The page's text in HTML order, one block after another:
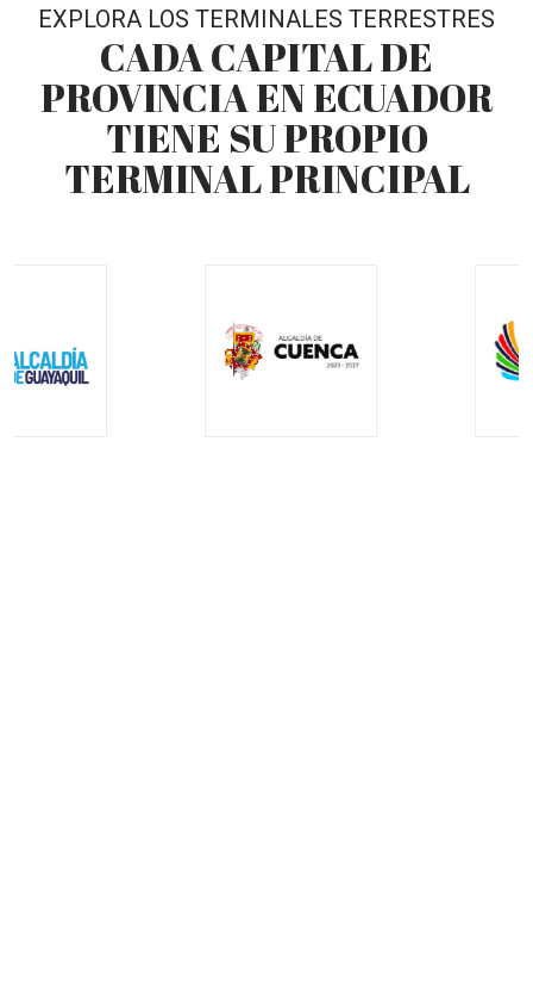
EXPLORA LOS TERMINALES TERRESTRES
CADA CAPITAL DE
PROVINCIA EN ECUADOR
TIENE SU PROPIO
TERMINAL PRINCIPAL